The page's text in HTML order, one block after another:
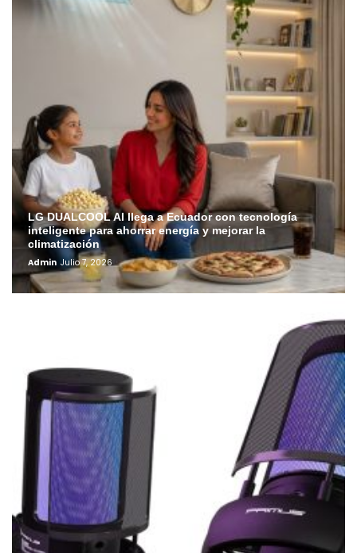
LG DUALCOOL AI llega a Ecuador con tecnología
inteligente para ahorrar energía y mejorar la
climatización
Admin Julio 7, 2026